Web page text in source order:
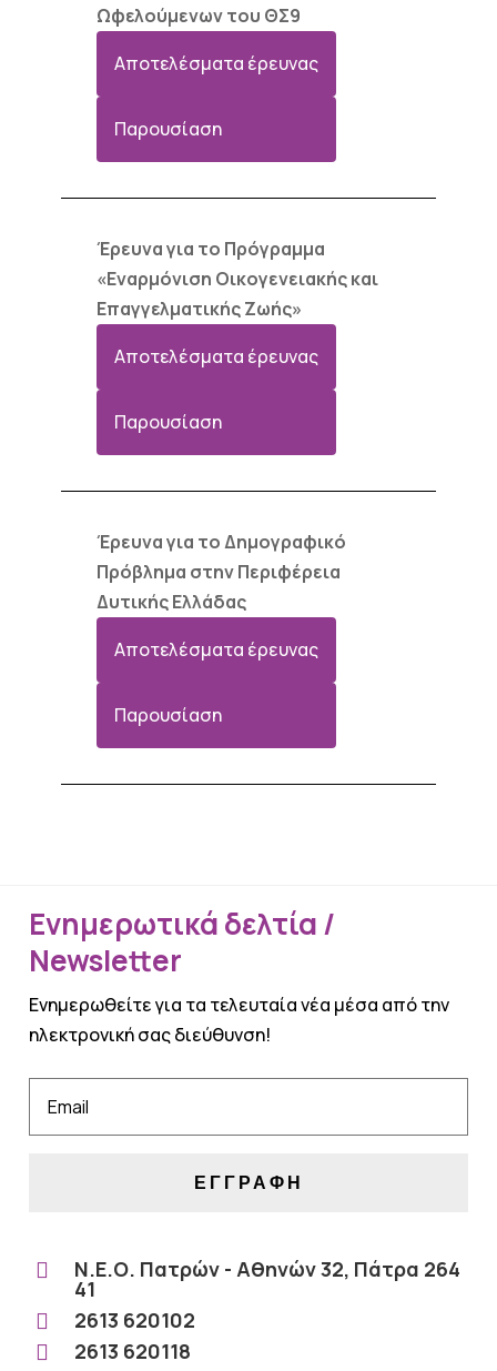
Ωφελούμενων του ΘΣ9
Αποτελέσματα έρευνας
Παρουσίαση
Έρευνα για το Πρόγραμμα
«Εναρμόνιση Οικογενειακής και
Επαγγελματικής Ζωής»
Αποτελέσματα έρευνας
Παρουσίαση
Έρευνα για το Δημογραφικό
Πρόβλημα στην Περιφέρεια
Δυτικής Ελλάδας
Αποτελέσματα έρευνας
Παρουσίαση
Ενημερωτικά δελτία /
Newsletter
Ενημερωθείτε για τα τελευταία νέα μέσα από την
ηλεκτρονική σας διεύθυνση!
ΕΓΓΡΑΦΗ
 Ν.Ε.Ο. Πατρών - Αθηνών 32, Πάτρα 264
41
 2613 620102
 2613 620118